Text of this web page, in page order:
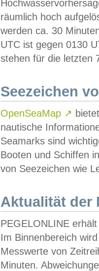
räumlich hoch
werden ca. 30
UTC ist gegen 0130
stehen für die letzten
Seezeichen
OpenSeaMap ↗
nautische
Seamarks sind
Booten und Schiffen
von Seezeichen wie
Aktualität der
PEGELONLINE
Im Binnenbereich
Messwerte von
Minuten.